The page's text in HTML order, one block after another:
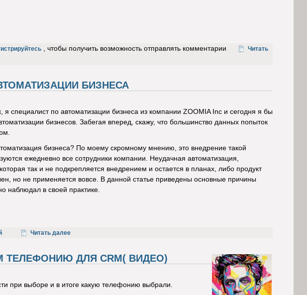
, чтобы получить возможность отправлять комментарии
Читать
БИЗНЕСА
я специалист по автоматизации бизнеса из компании ZOOMIA Inc и сегодня я бы
бизнесов. Забегая вперед, скажу, что большинство данных попыток
бизнеса? По моему скромному мнению, это внедрение такой
ежедневно все сотрудники компании. Неудачная автоматизация,
так и не подкрепляется внедрением и остается в планах, либо продукт
но не применяется вовсе. В данной статье приведены основные причины
наблюдал в своей практике.
Читать далее
ДЛЯ CRM( ВИДЕО)
при выборе и в итоге какую телефонию выбрали.